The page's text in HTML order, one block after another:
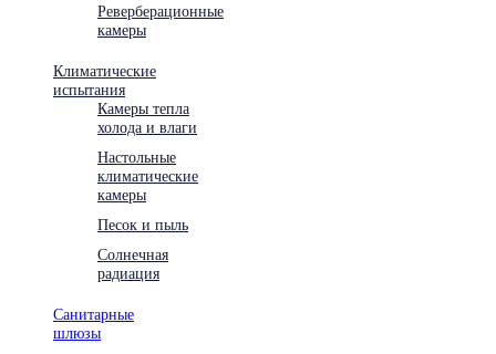
Реверберационные
камеры
Климатические
испытания
Камеры тепла
холода и влаги
Настольные
климатические
камеры
Песок и пыль
Солнечная
радиация
Санитарные
шлюзы